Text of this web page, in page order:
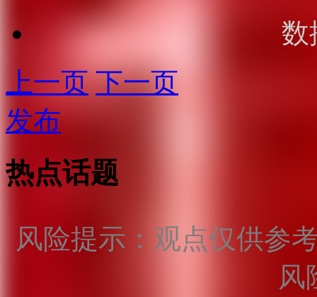
数
上一页 下一页
发布
热点话题
风险提示：观点仅供参
风